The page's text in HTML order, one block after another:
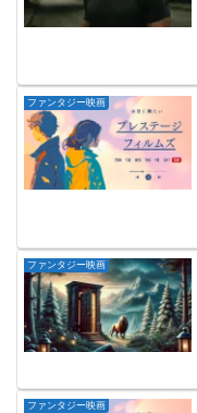
ファンタジー映画
ファンタジー映画
ファンタジー映画